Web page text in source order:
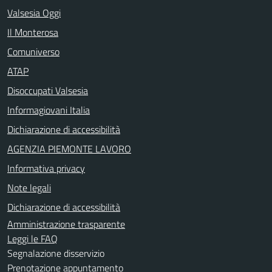
Valsesia Oggi
Il Monterosa
Comuniverso
ATAP
Disoccupati Valsesia
Informagiovani Italia
Dichiarazione di accessibilità
AGENZIA PIEMONTE LAVORO
Informativa privacy
Note legali
Dichiarazione di accessibilità
Amministrazione trasparente
Leggi le FAQ
Segnalazione disservizio
Prenotazione appuntamento